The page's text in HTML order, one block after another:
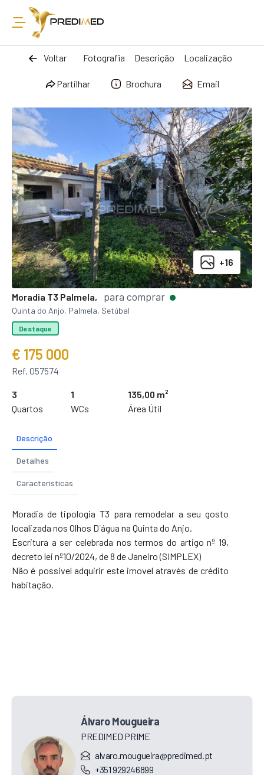
Voltar Fotografia Descrição Localização
Partilhar Brochura Email
+16
Moradia T3 Palmela, para comprar
Quinta do Anjo, Palmela, Setúbal
Destaque
€ 175 000
Ref. 057574
3
Quartos
1
WCs
135,00 m²
Área Útil
Descrição
Detalhes
Características
Moradia de tipologia T3 para remodelar a seu gosto
localizada nos Olhos D´água na Quinta do Anjo.
Escritura a ser celebrada nos termos do artigo nº 19,
decreto lei nº10/2024, de 8 de Janeiro (SIMPLEX)
Não é possivel adquirir este imovel através de crédito
habitação.
Álvaro Mougueira
PREDIMED PRIME
alvaro.mougueira@predimed.pt
+351 929246899